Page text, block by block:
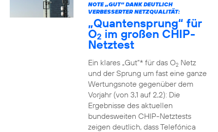
NOTE „GUT“ DANK DEUTLICH
VERBESSERTER NETZQUALITÄT:
„Quantensprung“ für
O2 im großen CHIP-
Netztest
Ein klares „Gut“* für das O2Netz
und der Sprung um fast eine ganze
Wertungsnote gegenüber dem
Vorjahr (von 3,1 auf 2,2): Die
Ergebnisse des aktuellen
bundesweiten CHIP-Netztests
zeigen deutlich, dass Telefónica